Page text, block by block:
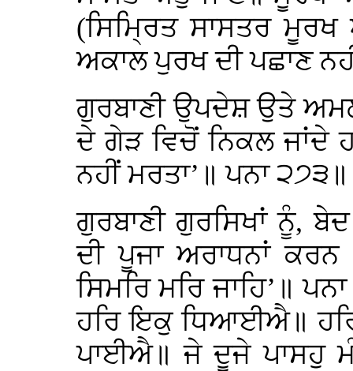
(ਸਿਮ੍ਰਿਤ ਸਾਸਤਰ
ਅਕਾਲ ਪੁਰਖ ਦੀ ਪਛਾਣ
ਗੁਰਬਾਣੀ ਉਪਦੇਸ਼ ਉਤੇ
ਦੇ ਗੇੜ ਵਿਚੋਂ ਨਿਕਲ ਜਾਂਦੇ
ਨਹੀਂ ਮਰਤਾ’॥ ਪਨਾ ੨੭੩॥
ਗੁਰਬਾਣੀ ਗੁਰਸਿਖਾਂ ਨੂੰ,
ਦੀ ਪੂਜਾ ਅਰਾਧਨਾਂ
ਸਿਮਰਿ ਮਰਿ ਜਾਹਿ’॥
ਹਰਿ ਇਕੁ ਧਿਆਈਐ॥
ਪਾਈਐ॥ ਜੇ ਦੂਜੇ ਪਾਸਹੁ